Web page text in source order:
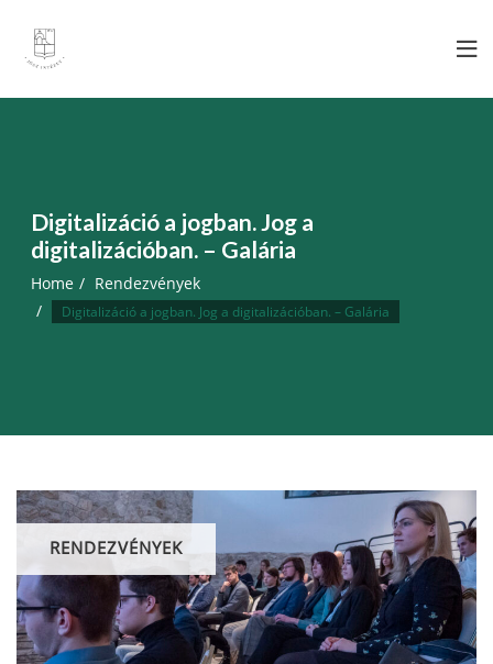
content
Digitalizáció a jogban. Jog a
digitalizációban. – Galária
Home Rendezvények
Digitalizáció a jogban. Jog a digitalizációban. – Galária
RENDEZVÉNYEK